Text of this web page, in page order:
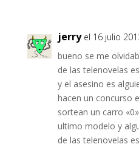
jerry el 16 julio
bueno se me
de las telenovelas
y el asesino es
hacen un concurso
sortean un carro
ultimo modelo y
de las telenovelas